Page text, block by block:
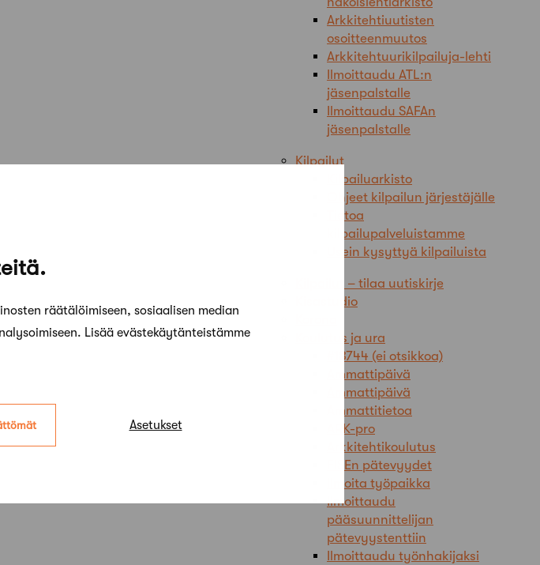
räätälöimiseen, sosiaalisen median
Lisää evästekäytänteistämme
Asetukset
Arkkitehtiuutisten
osoitteenmuutos
Arkkitehtuurikilpailuja-lehti
Ilmoittaudu ATL:n
jäsenpalstalle
Ilmoittaudu SAFAn
jäsenpalstalle
Kilpailut
Kilpailuarkisto
Ohjeet kilpailun järjestäjälle
Tietoa
kilpailupalveluistamme
Usein kysyttyä kilpailuista
Kilpailut – tilaa uutiskirje
Kisastudio
Koulutus ja ura
#18744 (ei otsikkoa)
Ammattipäivä
Ammattipäivä
Ammattitietoa
ARK-pro
Arkkitehtikoulutus
FISEn pätevyydet
Ilmoita työpaikka
Ilmoittaudu
pääsuunnittelijan
pätevyystenttiin
Ilmoittaudu työnhakijaksi